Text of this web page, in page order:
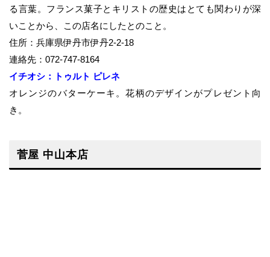
る言葉。フランス菓子とキリストの歴史はとても関わりが深
いことから、この店名にしたとのこと。
住所：兵庫県伊丹市伊丹2-2-18
連絡先：072-747-8164
イチオシ：トゥルト ピレネ
オレンジのバターケーキ。花柄のデザインがプレゼント向
き。
菅屋 中山本店